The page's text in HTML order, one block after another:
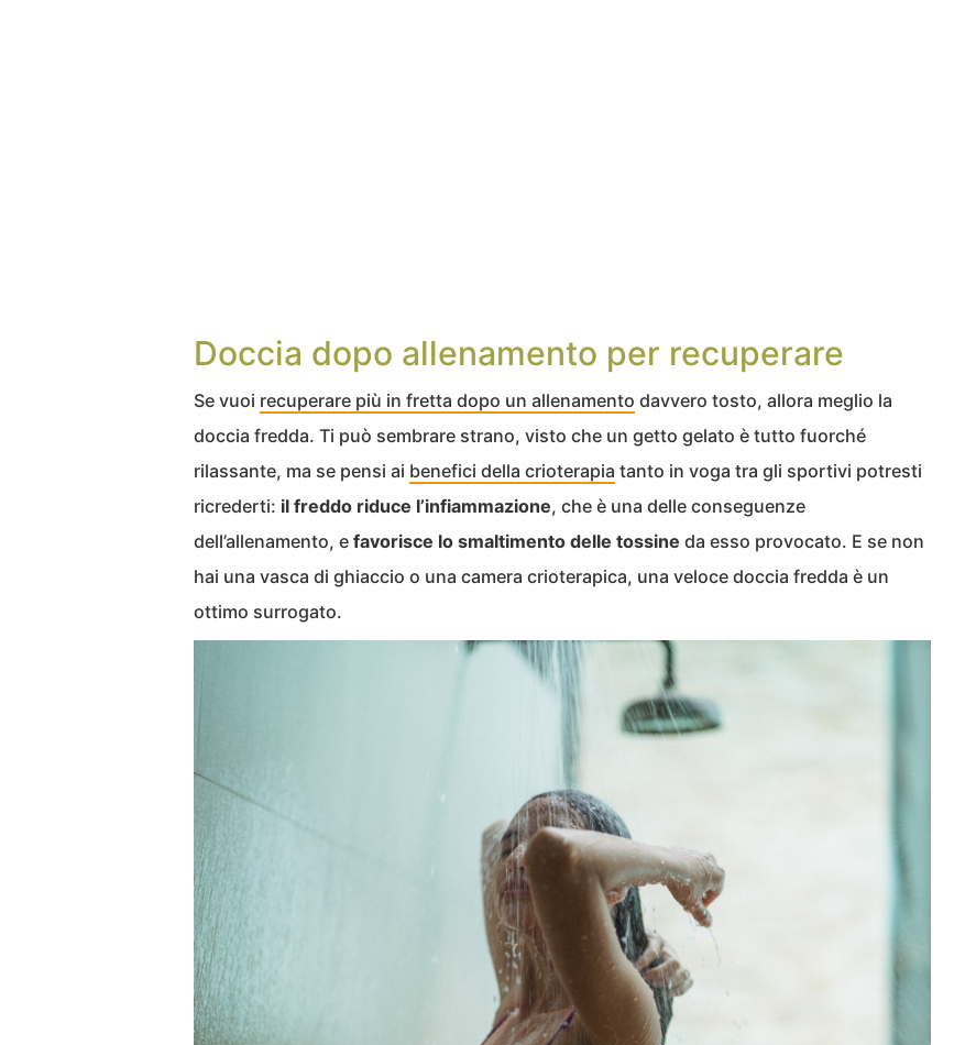
Doccia dopo allenamento per recuperare
Se vuoi recuperare più in fretta dopo un allenamento davvero tosto, allora meglio la
doccia fredda. Ti può sembrare strano, visto che un getto gelato è tutto fuorché
rilassante, ma se pensi ai benefici della crioterapia tanto in voga tra gli sportivi potresti
ricrederti: il freddo riduce l’infiammazione, che è una delle conseguenze
dell’allenamento, e favorisce lo smaltimento delle tossine da esso provocato. E se non
hai una vasca di ghiaccio o una camera crioterapica, una veloce doccia fredda è un
ottimo surrogato.